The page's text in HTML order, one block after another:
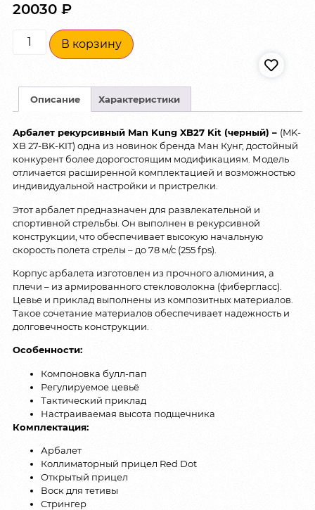
20030 ₽
В корзину
Описание Характеристики
Арбалет рекурсивный Man Kung XB27 Kit (черный) – (MK-
XB 27-BK-KIT) одна из новинок бренда Ман Кунг, достойный
конкурент более дорогостоящим модификациям. Модель
отличается расширенной комплектацией и возможностью
индивидуальной настройки и пристрелки.
Этот арбалет предназначен для развлекательной и
спортивной стрельбы. Он выполнен в рекурсивной
конструкции, что обеспечивает высокую начальную
скорость полета стрелы – до 78 м/с (255 fps).
Корпус арбалета изготовлен из прочного алюминия, а
плечи – из армированного стекловолокна (фибергласс).
Цевье и приклад выполнены из композитных материалов.
Такое сочетание материалов обеспечивает надежность и
долговечность конструкции.
Особенности:
Компоновка булл-пап
Регулируемое цевьё
Тактический приклад
Настраиваемая высота подщечника
Комплектация:
Арбалет
Коллиматорный прицел Red Dot
Открытый прицел
Воск для тетивы
Стрингер